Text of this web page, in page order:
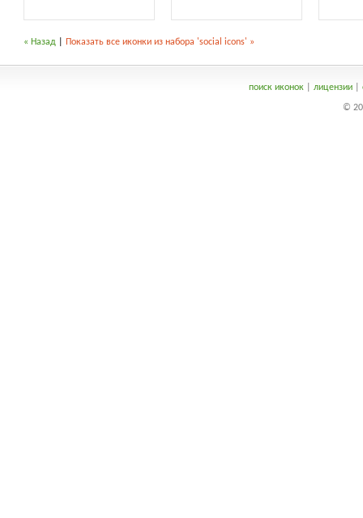
« Назад Показать все иконки из набора 'social icons' »
поиск иконок| лицензии|
©